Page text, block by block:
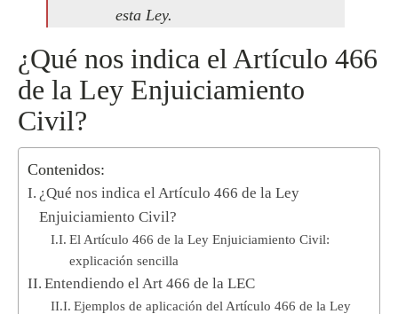
esta Ley.
¿Qué nos indica el Artículo 466
de la Ley Enjuiciamiento
Civil?
Contenidos:
¿Qué nos indica el Artículo 466 de la Ley
Enjuiciamiento Civil?
El Artículo 466 de la Ley Enjuiciamiento Civil:
explicación sencilla
Entendiendo el Art 466 de la LEC
Ejemplos de aplicación del Artículo 466 de la Ley